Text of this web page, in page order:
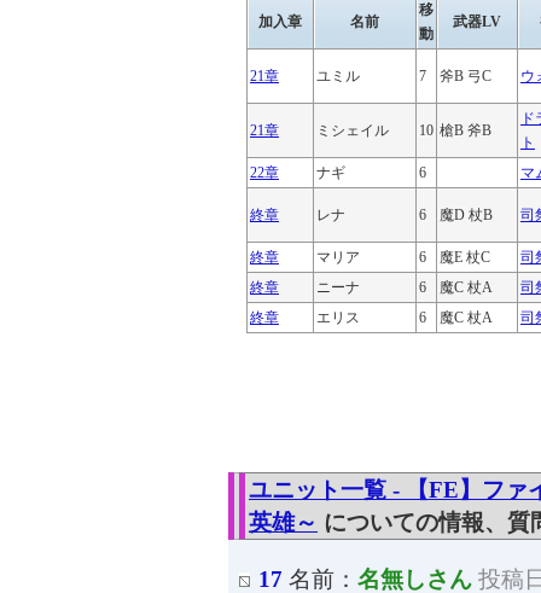
加入章 名前
移
動
武器LV
21章 ユミル 7 斧B 弓C ウ
21章 ミシェイル 10 槍B 斧B
ト
22章
ナギ 6 マ
終章 レナ 6 魔D 杖B 司
終章 マリア 6 魔E 杖C
司
終章
ニーナ 6 魔C 杖A
司
終章
エリス 6 魔C 杖A 司
ユニット一覧 - 【FE】ファ
英雄～ についての情報、質
17 名前： 名無しさん 投稿